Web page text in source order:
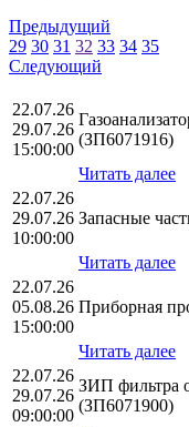
Предыдущий
29 30 31 32 33 34 35
Следующий
22.07.26
29.07.26
15:00:00
(ЗП6071916)
Читать далее
22.07.26
29.07.26
10:00:00
Запасные
Читать далее
22.07.26
05.08.26
15:00:00
Приборная
Читать далее
22.07.26
29.07.26
09:00:00
ЗИП фильтра
(ЗП6071900)